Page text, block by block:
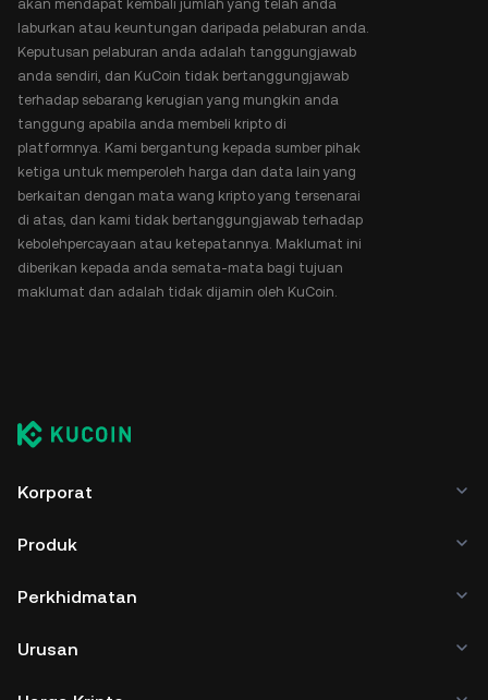
akan mendapat kembali jumlah yang telah anda
laburkan atau keuntungan daripada pelaburan anda.
Keputusan pelaburan anda adalah tanggungjawab
anda sendiri, dan KuCoin tidak bertanggungjawab
terhadap sebarang kerugian yang mungkin anda
tanggung apabila anda membeli kripto di
platformnya. Kami bergantung kepada sumber pihak
ketiga untuk memperoleh harga dan data lain yang
berkaitan dengan mata wang kripto yang tersenarai
di atas, dan kami tidak bertanggungjawab terhadap
kebolehpercayaan atau ketepatannya. Maklumat ini
diberikan kepada anda semata-mata bagi tujuan
maklumat dan adalah tidak dijamin oleh KuCoin.
Korporat
Produk
Perkhidmatan
Urusan